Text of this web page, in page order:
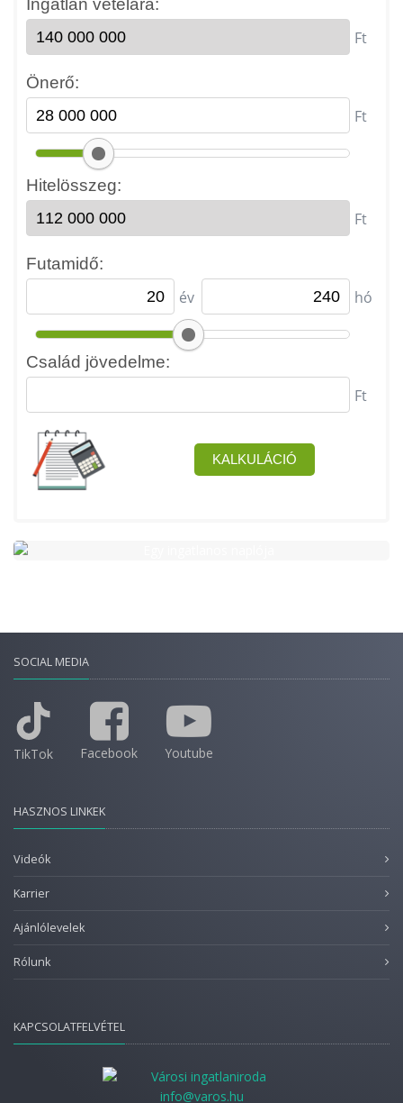
SOCIAL MEDIA
TikTok Facebook Youtube
HASZNOS LINKEK
Videók
Karrier
Ajánlólevelek
Rólunk
KAPCSOLATFELVÉTEL
info@varos.hu